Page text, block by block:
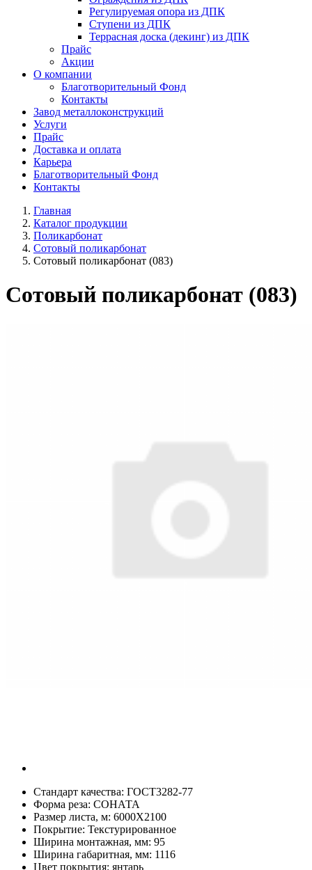
Регулируемая опора из ДПК
Ступени из ДПК
Террасная доска (декинг) из ДПК
Прайс
Акции
О компании
Благотворительный Фонд
Контакты
Завод металлоконструкций
Услуги
Прайс
Доставка и оплата
Карьера
Благотворительный Фонд
Контакты
Главная
Каталог продукции
Поликарбонат
Сотовый поликарбонат
Сотовый поликарбонат (083)
Сотовый поликарбонат (083)
Стандарт качества: ГОСТ3282-77
Форма реза: СОНАТА
Размер листа, м: 6000Х2100
Покрытие: Текстурированное
Ширина монтажная, мм: 95
Ширина габаритная, мм: 1116
Цвет покрытия: янтарь